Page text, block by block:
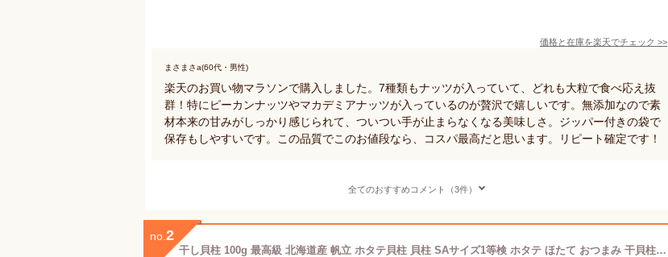
価格と在庫を楽天でチェック >>
まさまさa(60代・男性)
楽天のお買い物マラソンで購入しました。7種類もナッツが入っていて、どれも大粒で食べ応え抜
群！特にピーカンナッツやマカデミアナッツが入っているのが贅沢で嬉しいです。無添加なので素
材本来の甘みがしっかり感じられて、ついつい手が止まらなくなる美味しさ。ジッパー付きの袋で
保存もしやすいです。この品質でこのお値段なら、コスパ最高だと思います。リピート確定です！
全てのおすすめコメント（3件）
no. 2
干し貝柱 100g 最高級 北海道産 帆立 ホタテ貝柱 貝柱 SAサイズ1等検 ホタテ ほたて おつまみ 干貝柱 海鮮 海産物 国産 珍味 乾物 乾燥 酒の肴 贈り物 プレゼント メール便 送料無料 お取り寄せグルメ お土産 ギフト プレゼント お節 母の日 父の日